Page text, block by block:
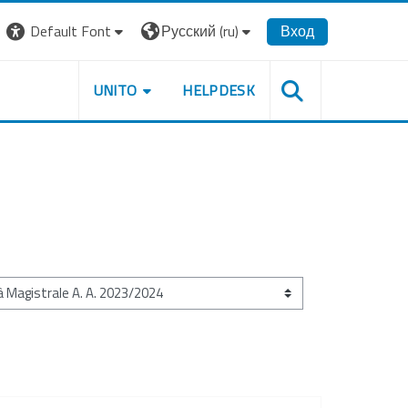
Default Font Русский ‎(ru)‎ Вход
UNITO HELPDESK